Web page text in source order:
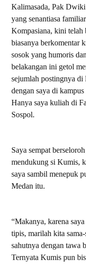
Kalimasada, Pak
yang senantiasa
Kompasiana, kini telah
biasanya berkomentar
sosok yang humoris
belakangan ini getol
sejumlah postingnya di
dengan saya di
Hanya saya kuliah di
Sospol.
Saya sempat
mendukung si Kumis,
saya sambil menepuk
Medan itu.
“Makanya, karena
tipis, marilah kita
sahutnya dengan tawa
Ternyata Kumis pun